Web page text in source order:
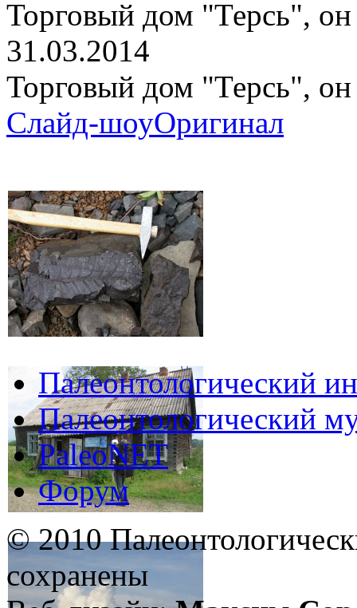
Торговый дом "Терсь",
31.03.2014
Торговый дом "Терсь",
Слайд-шоуОригинал
Палеонтологический
Палеонтологический
PaleoNET
Форум
© 2010
сохранены